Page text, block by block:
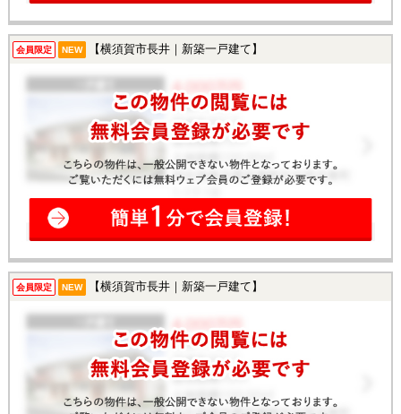
会員限定 NEW 【横須賀市長井｜新築一戸建て】
会員限定 NEW 【横須賀市長井｜新築一戸建て】